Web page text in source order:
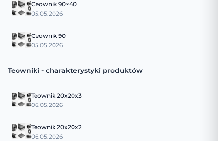
Ceownik 90×40
05.05.2026
Ceownik 90
05.05.2026
Teowniki - charakterystyki produktów
Teownik 20x20x3
06.05.2026
Teownik 20x20x2
06.05.2026